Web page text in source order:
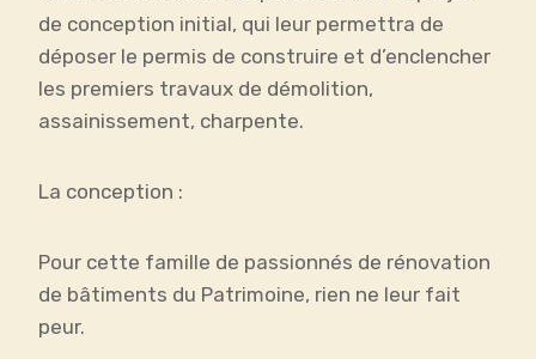
de conception initial, qui leur permettra de
déposer le permis de construire et d’enclencher
les premiers travaux de démolition,
assainissement, charpente.
La conception :
Pour cette famille de passionnés de rénovation
de bâtiments du Patrimoine, rien ne leur fait
peur.